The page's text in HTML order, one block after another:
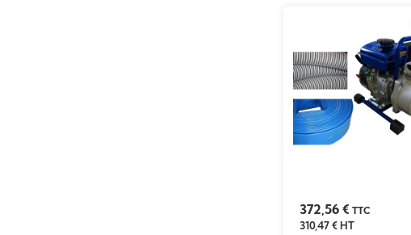
372,56 € TTC
310,47 €HT